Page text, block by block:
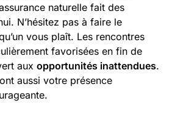
naturelle fait des
N’hésitez pas à faire le
vous plaît. Les rencontres
favorisées en fin de
aux opportunités inattendues.
aussi votre présence